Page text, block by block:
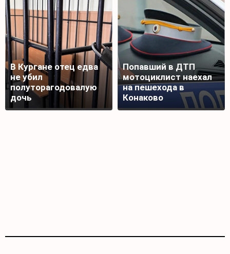
В Кургане отец едва
не убил
полуторагодовалую
дочь
Попавший в ДТП
мотоциклист наехал
на пешехода в
Конаково